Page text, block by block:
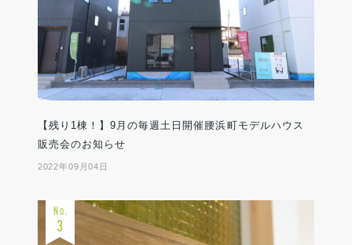
【残り1棟！】9月の毎週土日開催腰浜町モデルハウス
販売会のお知らせ
2022年09月04日